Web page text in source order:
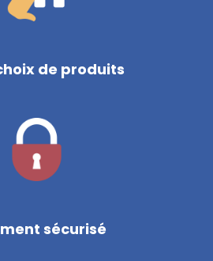
de produits
sécurisé